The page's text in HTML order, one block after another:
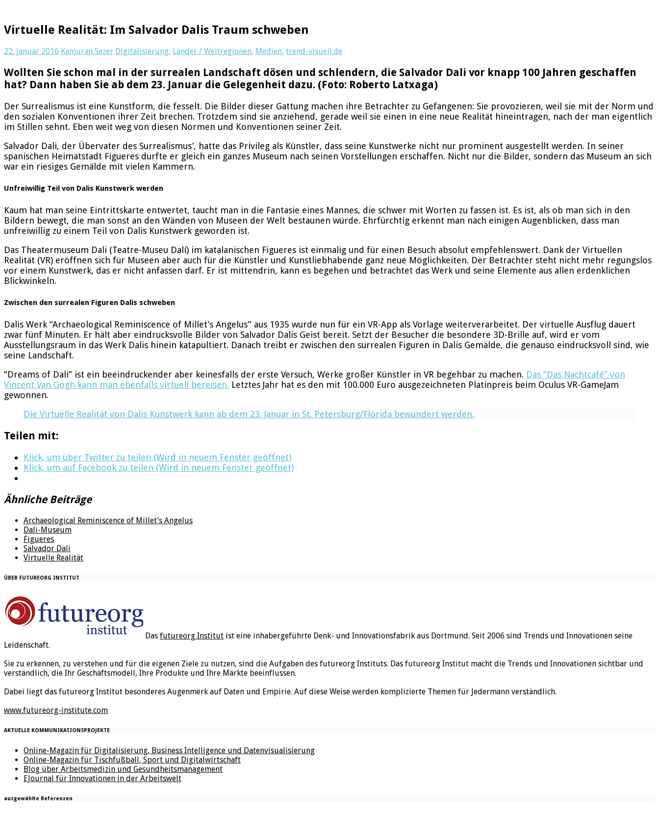
Virtuelle Realität: Im Salvador Dalis Traum schweben
22. Januar 2016 Kamuran Sezer Digitalisierung, Länder / Weltregionen, Medien, trend-visuell.de
Wollten Sie schon mal in der surrealen Landschaft dösen und schlendern, die Salvador Dali vor knapp 100 Jahren geschaffen
hat? Dann haben Sie ab dem 23. Januar die Gelegenheit dazu. (Foto: Roberto Latxaga)
Der Surrealismus ist eine Kunstform, die fesselt. Die Bilder dieser Gattung machen ihre Betrachter zu Gefangenen: Sie provozieren, weil sie mit der Norm und
den sozialen Konventionen ihrer Zeit brechen. Trotzdem sind sie anziehend, gerade weil sie einen in eine neue Realität hineintragen, nach der man eigentlich
im Stillen sehnt. Eben weit weg von diesen Normen und Konventionen seiner Zeit.
Salvador Dali, der Übervater des Surrealismus’, hatte das Privileg als Künstler, dass seine Kunstwerke nicht nur prominent ausgestellt werden. In seiner
spanischen Heimatstadt Figueres durfte er gleich ein ganzes Museum nach seinen Vorstellungen erschaffen. Nicht nur die Bilder, sondern das Museum an sich
war ein riesiges Gemälde mit vielen Kammern.
Unfreiwillig Teil von Dalis Kunstwerk werden
Kaum hat man seine Eintrittskarte entwertet, taucht man in die Fantasie eines Mannes, die schwer mit Worten zu fassen ist. Es ist, als ob man sich in den
Bildern bewegt, die man sonst an den Wänden von Museen der Welt bestaunen würde. Ehrfürchtig erkennt man nach einigen Augenblicken, dass man
unfreiwillig zu einem Teil von Dalis Kunstwerk geworden ist.
Das Theatermuseum Dali (Teatre-Museu Dalí) im katalanischen Figueres ist einmalig und für einen Besuch absolut empfehlenswert. Dank der Virtuellen
Realität (VR) eröffnen sich für Museen aber auch für die Künstler und Kunstliebhabende ganz neue Möglichkeiten. Der Betrachter steht nicht mehr regungslos
vor einem Kunstwerk, das er nicht anfassen darf. Er ist mittendrin, kann es begehen und betrachtet das Werk und seine Elemente aus allen erdenklichen
Blickwinkeln.
Zwischen den surrealen Figuren Dalis schweben
Dalis Werk “Archaeological Reminiscence of Millet’s Angelus” aus 1935 wurde nun für ein VR-App als Vorlage weiterverarbeitet. Der virtuelle Ausflug dauert
zwar fünf Minuten. Er hält aber eindrucksvolle Bilder von Salvador Dalis Geist bereit. Setzt der Besucher die besondere 3D-Brille auf, wird er vom
Ausstellungsraum in das Werk Dalis hinein katapultiert. Danach treibt er zwischen den surrealen Figuren in Dalis Gemälde, die genauso eindrucksvoll sind, wie
seine Landschaft.
“Dreams of Dali” ist ein beeindruckender aber keinesfalls der erste Versuch, Werke großer Künstler in VR begehbar zu machen. Das “Das Nachtcafé” von
Vincent Van Gogh kann man ebenfalls virtuell bereisen. Letztes Jahr hat es den mit 100.000 Euro ausgezeichneten Platinpreis beim Oculus VR-GameJam
gewonnen.
Die Virtuelle Realität von Dalis Kunstwerk kann ab dem 23. Januar in St. Petersburg/Florida bewundert werden.
Teilen mit:
Klick, um über Twitter zu teilen (Wird in neuem Fenster geöffnet)
Klick, um auf Facebook zu teilen (Wird in neuem Fenster geöffnet)
Ähnliche Beiträge
Archaeological Reminiscence of Millet’s Angelus
Dali-Museum
Figueres
Salvador Dali
Virtuelle Realität
ÜBER FUTUREORG INSTITUT
Das futureorg Institut ist eine inhabergeführte Denk- und Innovationsfabrik aus Dortmund. Seit 2006 sind Trends und Innovationen seine
Leidenschaft.
Sie zu erkennen, zu verstehen und für die eigenen Ziele zu nutzen, sind die Aufgaben des futureorg Instituts. Das futureorg Institut macht die Trends und Innovationen sichtbar und
verständlich, die Ihr Geschäftsmodell, Ihre Produkte und Ihre Märkte beeinflussen.
Dabei liegt das futureorg Institut besonderes Augenmerk auf Daten und Empirie. Auf diese Weise werden komplizierte Themen für Jedermann verständlich.
www.futureorg-institute.com
AKTUELLE KOMMUNIKATIONSPROJEKTE
Online-Magazin für Digitalisierung, Business Intelligence und Datenvisualisierung
Online-Magazin für Tischfußball, Sport und Digitalwirtschaft
Blog über Arbeitsmedizin und Gesundheitsmanagement
EJournal für Innovationen in der Arbeitswelt
ausgewählte Referenzen